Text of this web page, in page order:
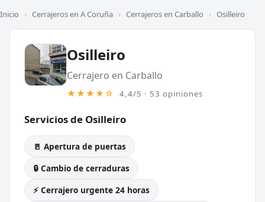
Inicio › Cerrajeros en A Coruña › Cerrajeros en Carballo › Osilleiro
Osilleiro
Cerrajero en Carballo
★★★★☆ 4,4/5 · 53 opiniones
Servicios de Osilleiro
🚪 Apertura de puertas
🔒 Cambio de cerraduras
⚡ Cerrajero urgente 24 horas